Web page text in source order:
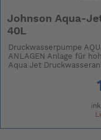
Johnson Aqua-
40L
Druckwasserpumpe
ANLAGEN Anlage für
Aqua Jet